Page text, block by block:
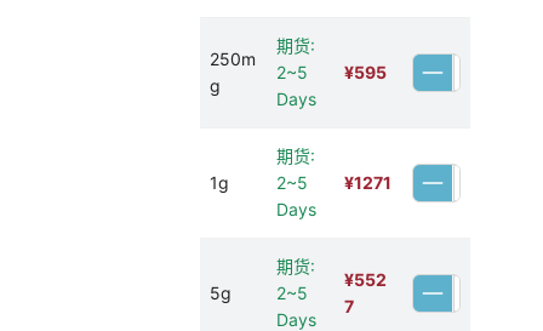
250m
g
期货:
2~5
Days
¥595
1g
期货:
2~5
Days
¥1271
5g
期货:
2~5
Days
¥552
7